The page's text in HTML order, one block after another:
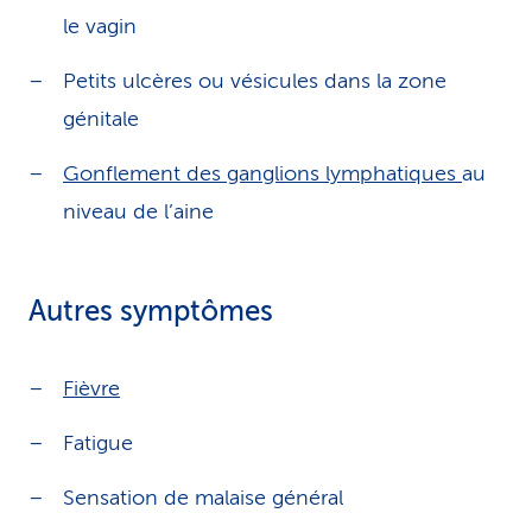
le vagin
Petits ulcères ou vésicules dans la zone
génitale
Gonflement des ganglions lymphatiques au
niveau de l’aine
Autres symptômes
Fièvre
Fatigue
Sensation de malaise général